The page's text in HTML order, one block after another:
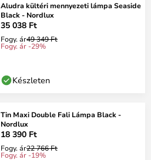
Aludra kültéri mennyezeti lámpa Seaside
Black - Nordlux
35 038 Ft
Fogy. ár49 349 Ft
Fogy. ár -29%
Készleten
Tin Maxi Double Fali Lámpa Black -
Nordlux
18 390 Ft
Fogy. ár22 766 Ft
Fogy. ár -19%